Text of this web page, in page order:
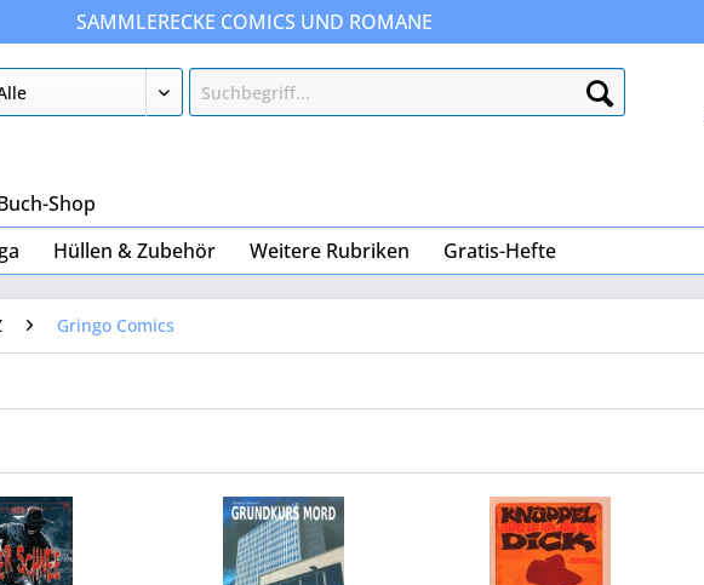
SAMMLERECKE COMICS UND ROMANE
Shop
Hüllen & Zubehör Weitere Rubriken Gratis-Hefte
Gringo Comics